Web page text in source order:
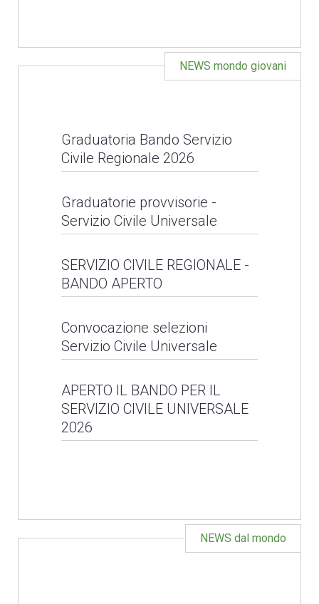
LEGGI NEWS
Progetto C.A.S.A.:
inaugurazione
appartamento a Pescia
LEGGI NEWS
NEWS mondo giovani
Graduatoria Bando Servizio
Civile Regionale 2026
Graduatoria Bando
Servizio Civile
LEGGI NEWS
Graduatorie provvisorie -
Servizio Civile Universale
Graduatorie provvisorie
- Servizio Civile
LEGGI NEWS
SERVIZIO CIVILE REGIONALE -
BANDO APERTO
SERVIZIO CIVILE
REGIONALE - BANDO
LEGGI NEWS
Convocazione selezioni
Servizio Civile Universale
Convocazione selezioni
Servizio Civile
Universale
APERTO IL BANDO PER IL
SERVIZIO CIVILE UNIVERSALE
2026
UNIVERSALE 2026
NEWS dal mondo